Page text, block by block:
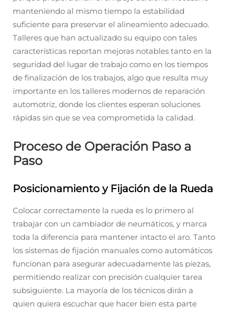
manteniendo al mismo tiempo la estabilidad
suficiente para preservar el alineamiento adecuado.
Talleres que han actualizado su equipo con tales
características reportan mejoras notables tanto en la
seguridad del lugar de trabajo como en los tiempos
de finalización de los trabajos, algo que resulta muy
importante en los talleres modernos de reparación
automotriz, donde los clientes esperan soluciones
rápidas sin que se vea comprometida la calidad.
Proceso de Operación Paso a
Paso
Posicionamiento y Fijación de la Rueda
Colocar correctamente la rueda es lo primero al
trabajar con un cambiador de neumáticos, y marca
toda la diferencia para mantener intacto el aro. Tanto
los sistemas de fijación manuales como automáticos
funcionan para asegurar adecuadamente las piezas,
permitiendo realizar con precisión cualquier tarea
subsiguiente. La mayoría de los técnicos dirán a
quien quiera escuchar que hacer bien esta parte